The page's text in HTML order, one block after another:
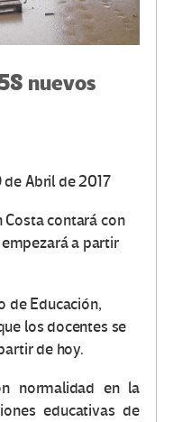
nuevos
Abril de 2017
contará con
a partir
de Educación,
los docentes se
de hoy.
normalidad en la
educativas de